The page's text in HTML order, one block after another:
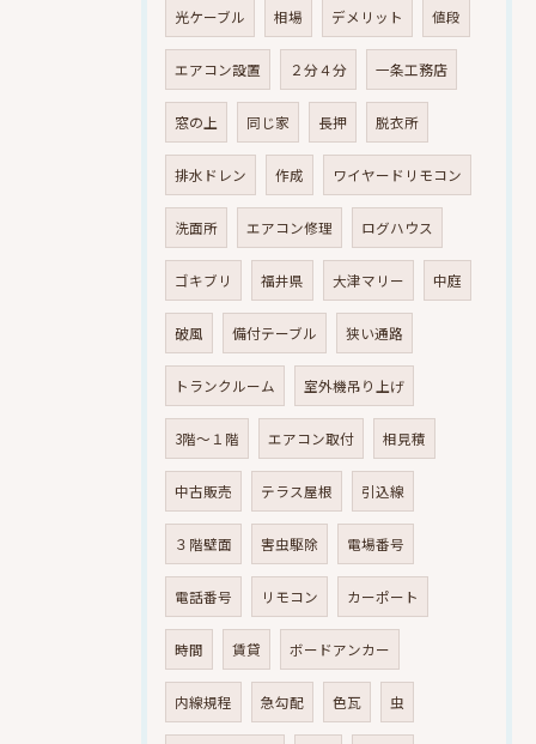
光ケーブル 相場 デメリット 値段
エアコン設置 ２分４分 一条工務店
窓の上 同じ家 長押 脱衣所
排水ドレン 作成 ワイヤードリモコン
洗面所 エアコン修理 ログハウス
ゴキブリ 福井県 大津マリー 中庭
破風 備付テーブル 狭い通路
トランクルーム 室外機吊り上げ
3階～１階 エアコン取付 相見積
中古販売 テラス屋根 引込線
３階壁面 害虫駆除 電場番号
電話番号 リモコン カーポート
時間 賃貸 ボードアンカー
内線規程 急勾配 色瓦 虫